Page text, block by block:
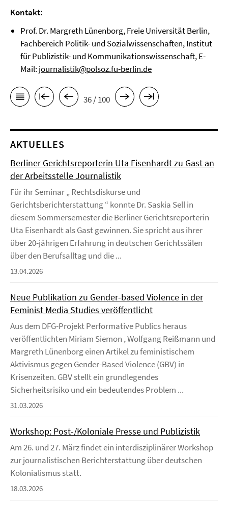
Kontakt:
Prof. Dr. Margreth Lünenborg, Freie Universität Berlin,
Fachbereich Politik- und Sozialwissenschaften, Institut
für Publizistik- und Kommunikationswissenschaft, E-
Mail: journalistik@polsoz.fu-berlin.de
36 / 100
AKTUELLES
Berliner Gerichtsreporterin Uta Eisenhardt zu Gast an
der Arbeitsstelle Journalistik
Für ihr Seminar „ Rechtsdiskurse und
Gerichtsberichterstattung “ konnte Dr. Saskia Sell in
diesem Sommersemester die Berliner Gerichtsreporterin
Uta Eisenhardt als Gast gewinnen. Sie spricht aus ihrer
über 20-jährigen Erfahrung in deutschen Gerichtssälen
über den Berufsalltag und die ...
13.04.2026
Neue Publikation zu Gender-based Violence in der
Feminist Media Studies veröffentlicht
Aus dem DFG-Projekt Performative Publics heraus
veröffentlichten Miriam Siemon , Wolfgang Reißmann und
Margreth Lünenborg einen Artikel zu feministischem
Aktivismus gegen Gender-Based Violence (GBV) in
Krisenzeiten. GBV stellt ein grundlegendes
Sicherheitsrisiko und ein bedeutendes Problem ...
31.03.2026
Workshop: Post-/Koloniale Presse und Publizistik
Am 26. und 27. März findet ein interdisziplinärer Workshop
zur journalistischen Berichterstattung über deutschen
Kolonialismus statt.
18.03.2026